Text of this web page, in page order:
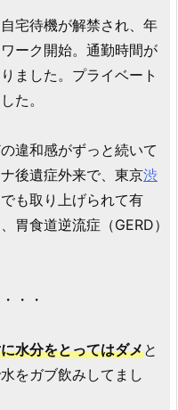
宅待機が解禁され、年
ーク開始。通勤時間が
ました。プライベート
た。
違和感がずっと続いて
後遺症外来で、東京渋
でも取り上げられて有
胃食道逆流症（GERD）
・・
水分をとってはダメと
をガブ飲みしてまし